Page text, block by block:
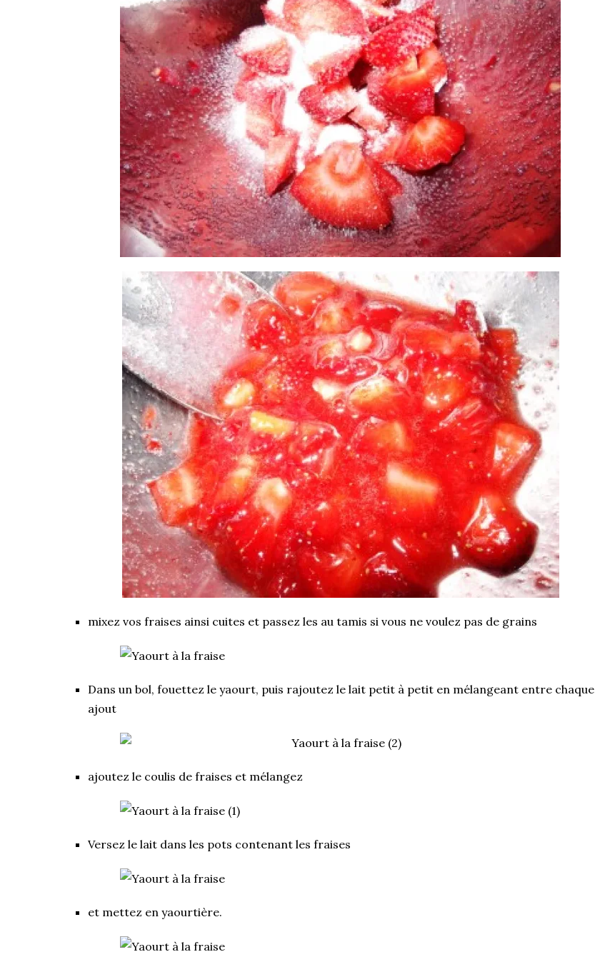
mixez vos fraises ainsi cuites et passez les au tamis si vous ne voulez pas de grains
Dans un bol, fouettez le yaourt, puis rajoutez le lait petit à petit en mélangeant entre chaque
ajout
ajoutez le coulis de fraises et mélangez
Versez le lait dans les pots contenant les fraises
et mettez en yaourtière.